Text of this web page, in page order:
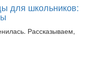
для школьников:
Рассказываем,